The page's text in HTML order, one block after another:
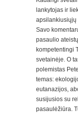
lankytojas ir
apsilankiusiųjų
Savo
pasaulio
kompetentingi
svetainėje. O
polemistas
temas:
eutanazijos,
susijusios su
pasaulėžiūra.